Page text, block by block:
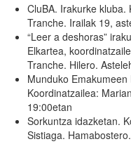
CluBA. Irakurke
Tranche. Irailak 19,
“Leer a deshoras”
Elkartea,
Tranche. Hilero.
Munduko
Koordinatzailea:
19:00etan
Sorkuntza idazketan.
Sistiaga.